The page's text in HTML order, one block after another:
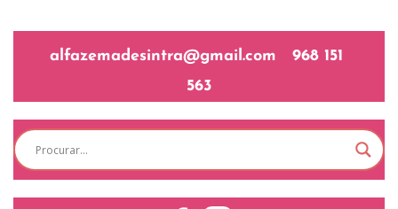
alfazemadesintra@gmail.com   968 151
563